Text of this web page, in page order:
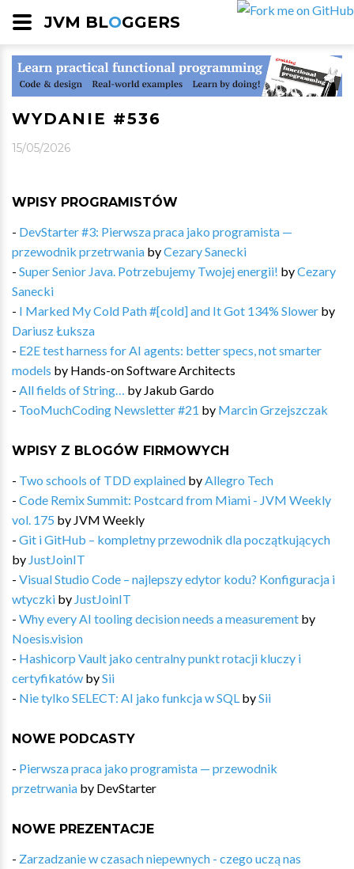
JVM BLOGGERS
WYDANIE #536
15/05/2026
WPISY PROGRAMISTÓW
- DevStarter #3: Pierwsza praca jako programista —
przewodnik przetrwania byCezary Sanecki
- Super Senior Java. Potrzebujemy Twojej energii! byCezary
Sanecki
- I Marked My Cold Path #[cold] and It Got 134% Slower by
Dariusz Łuksza
- E2E test harness for AI agents: better specs, not smarter
models by Hands-on Software Architects
- All fields of String… by Jakub Gardo
- TooMuchCoding Newsletter #21 by Marcin Grzejszczak
WPISY Z BLOGÓW FIRMOWYCH
- Two schools of TDD explained by Allegro Tech
- Code Remix Summit: Postcard from Miami - JVM Weekly
vol. 175 by JVM Weekly
- Git i GitHub – kompletny przewodnik dla początkujących
by JustJoinIT
- Visual Studio Code – najlepszy edytor kodu? Konfiguracja i
wtyczki by JustJoinIT
- Why every AI tooling decision needs a measurement by
Noesis.vision
- Hashicorp Vault jako centralny punkt rotacji kluczy i
certyfikatów bySii
- Nie tylko SELECT: AI jako funkcja w SQL bySii
NOWE PODCASTY
- Pierwsza praca jako programista — przewodnik
przetrwania by DevStarter
NOWE PREZENTACJE
- Zarzadzanie w czasach niepewnych - czego uczą nas